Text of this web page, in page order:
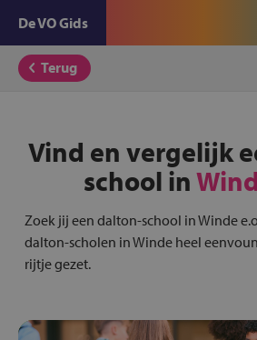
De VO Gids
Terug
Vind en vergelijk
school in
Zoek jij een dalton-school in Winde
dalton-scholen in Winde heel
rijtje gezet.